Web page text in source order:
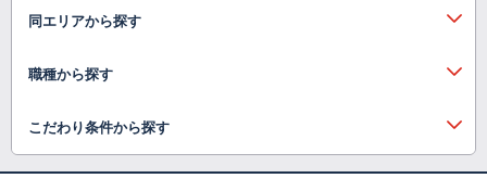
同エリアから探す
職種から探す
こだわり条件から探す